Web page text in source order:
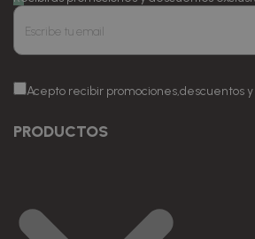
Acepto recibir promociones,descuentos
PRODUCTOS